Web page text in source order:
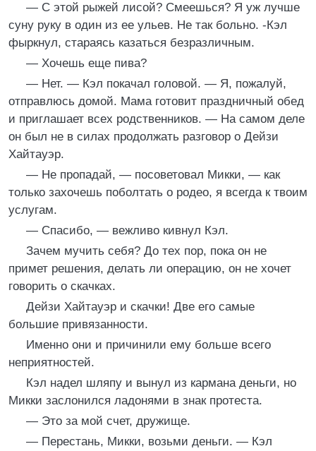
— С этой рыжей лисой? Смеешься? Я уж лучше
суну руку в один из ее ульев. Не так больно. -Кэл
фыркнул, стараясь казаться безразличным.
— Хочешь еще пива?
— Нет. — Кэл покачал головой. — Я, пожалуй,
отправлюсь домой. Мама готовит праздничный обед
и приглашает всех родственников. — На самом деле
он был не в силах продолжать разговор о Дейзи
Хайтауэр.
— Не пропадай, — посоветовал Микки, — как
только захочешь поболтать о родео, я всегда к твоим
услугам.
— Спасибо, — вежливо кивнул Кэл.
Зачем мучить себя? До тех пор, пока он не
примет решения, делать ли операцию, он не хочет
говорить о скачках.
Дейзи Хайтауэр и скачки! Две его самые
большие привязанности.
Именно они и причинили ему больше всего
неприятностей.
Кэл надел шляпу и вынул из кармана деньги, но
Микки заслонился ладонями в знак протеста.
— Это за мой счет, дружище.
— Перестань, Микки, возьми деньги. — Кэл